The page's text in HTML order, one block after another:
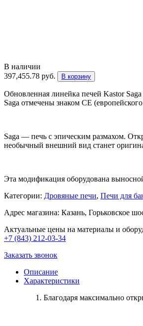
В наличии
397,455.78 руб. В корзину
Обновленная линейка печей Kastor
Saga отмечены знаком CE
Saga — печь с эпическим размахом.
необычный внешний вид станет
Эта модификация оборудована
Категории: Дровяные печи, Печи для
Адрес магазина: Казань, Горьковское
Актуальные цены на материалы и
+7 (843) 212-03-34
Заказать звонок
Описание
Характеристики
Благодаря максимально